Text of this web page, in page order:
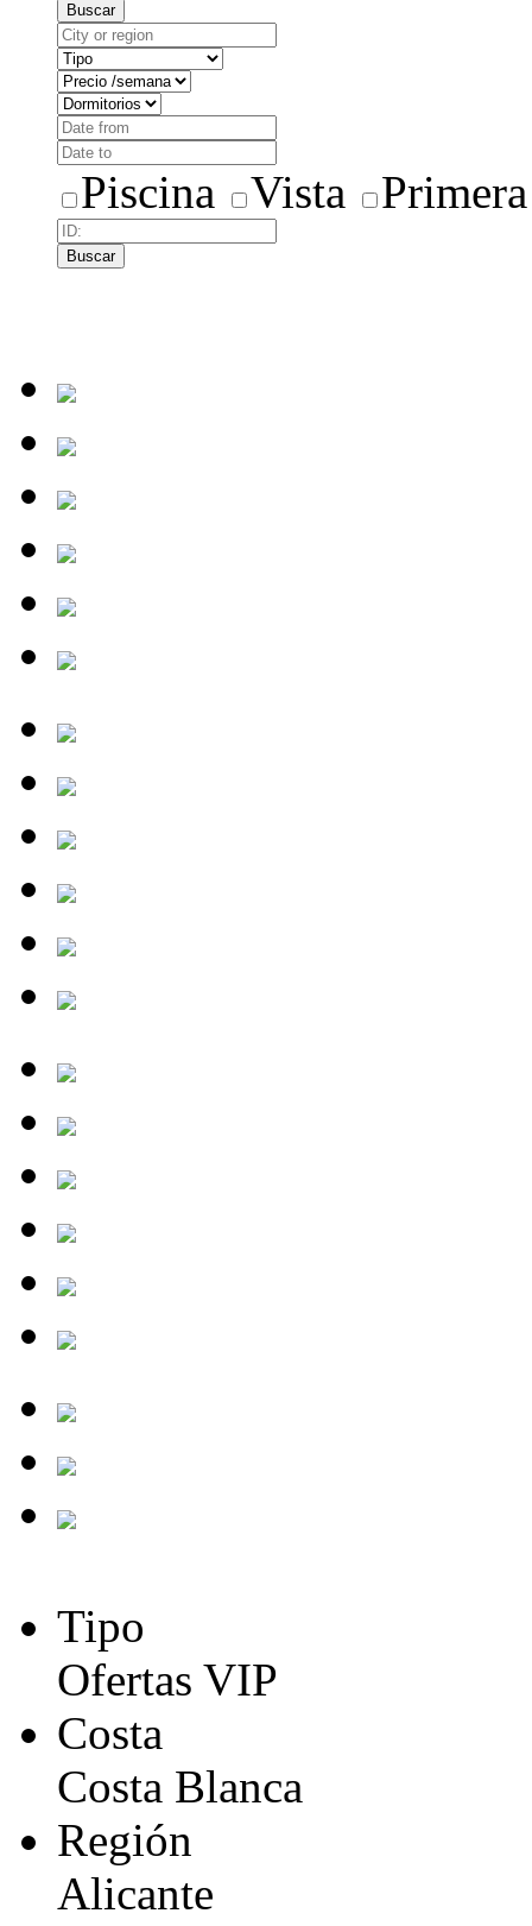
Buscar
Piscina Vista
Buscar
Tipo
Ofertas VIP
Costa
Costa Blanca
Región
Alicante